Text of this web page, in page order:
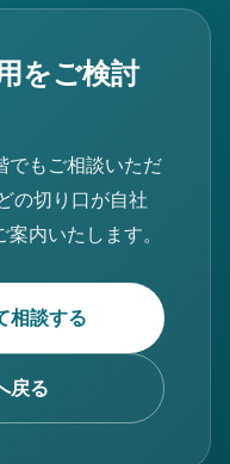
をご検討
でもご相談いただ
の切り口が自社
内いたします。
相談する
戻る